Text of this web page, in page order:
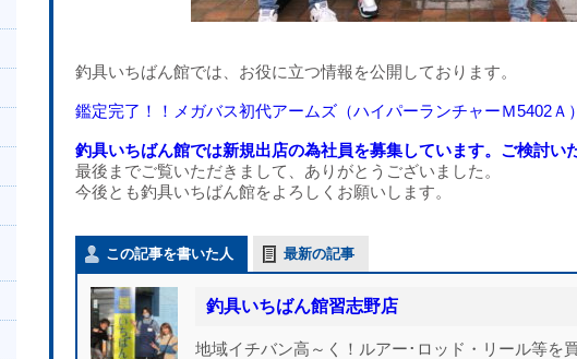
釣具いちばん館では、お役に立つ情報を公開しております。
鑑定完了！！メガバス初代アームズ（ハイパーランチャーＭ5402
釣具いちばん館では新規出店の為社員を募集しています。ご検討い
最後までご覧いただきまして、ありがとうございました。
今後とも釣具いちばん館をよろしくお願いします。
この記事を書いた人 最新の記事
釣具いちばん館習志野店
地域イチバン高～く！ルアー･ロッド・リール等を